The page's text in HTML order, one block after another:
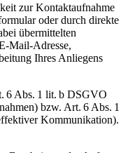
zur Kontaktaufnahme
oder durch direkte
übermittelten
Mail-Adresse,
Ihres Anliegens
6 Abs. 1 lit. b DSGVO
bzw. Art. 6 Abs. 1
Kommunikation).